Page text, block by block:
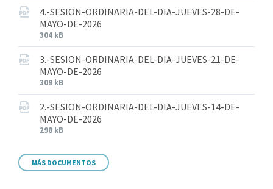
4.-SESION-ORDINARIA-DEL-DIA-JUEVES-28-DE-
MAYO-DE-2026
304 kB
3.-SESION-ORDINARIA-DEL-DIA-JUEVES-21-DE-
MAYO-DE-2026
309 kB
2.-SESION-ORDINARIA-DEL-DIA-JUEVES-14-DE-
MAYO-DE-2026
298 kB
MÁS DOCUMENTOS